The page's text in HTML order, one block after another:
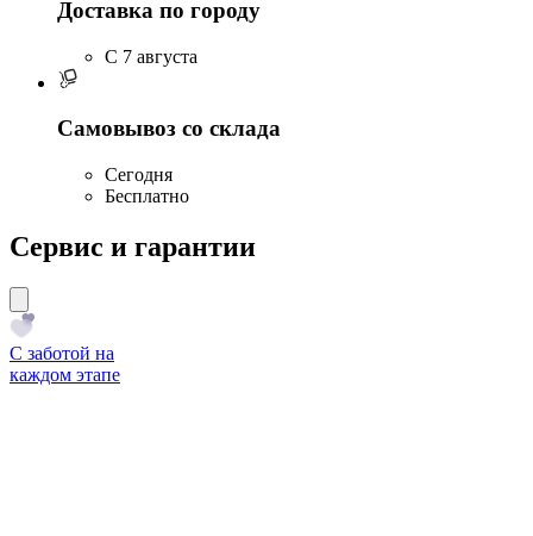
Доставка по городу
C 7 августа
Самовывоз со склада
Сегодня
Бесплатно
Сервис и гарантии
С заботой на
каждом этапе